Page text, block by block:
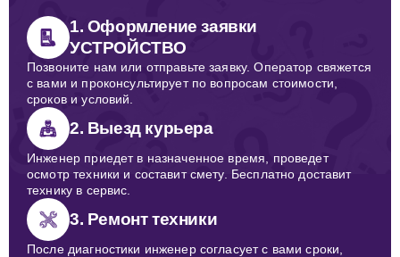
1. Оформление заявки
УСТРОЙСТВО
Позвоните нам или отправьте заявку. Оператор свяжется
с вами и проконсультирует по вопросам стоимости,
сроков и условий.
2. Выезд курьера
Инженер приедет в назначенное время, проведет
осмотр техники и составит смету. Бесплатно доставит
технику в сервис.
3. Ремонт техники
После диагностики инженер согласует с вами сроки,